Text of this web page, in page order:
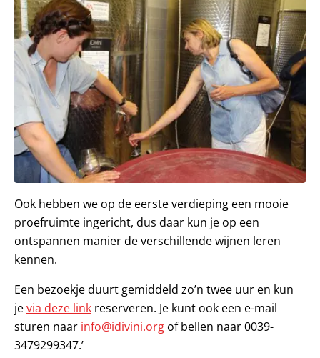
Ook hebben we op de eerste verdieping een mooie
proefruimte ingericht, dus daar kun je op een
ontspannen manier de verschillende wijnen leren
kennen.
Een bezoekje duurt gemiddeld zo’n twee uur en kun
jevia deze link reserveren. Je kunt ook een e-mail
sturen naar info@idivini.org of bellen naar 0039-
3479299347.’